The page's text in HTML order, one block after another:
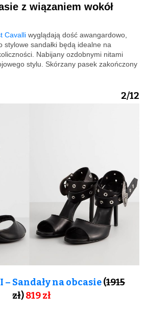
z wiązaniem wokół
Cavalli wyglądają dość awangardowo,
stylowe sandałki będą idealne na
Nabijany ozdobnymi nitami
stylu. Skórzany pasek zakończony
2/12
– Sandały na obcasie(1915
zł)819zł